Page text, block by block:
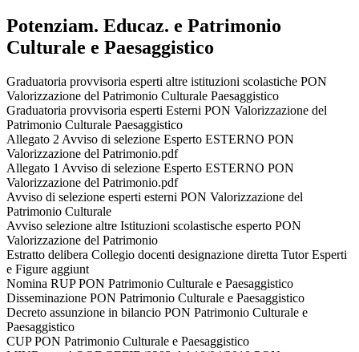
Potenziam. Educaz. e Patrimonio
Culturale e Paesaggistico
Graduatoria provvisoria esperti altre istituzioni scolastiche PON
Valorizzazione del Patrimonio Culturale Paesaggistico
Graduatoria provvisoria esperti Esterni PON Valorizzazione del
Patrimonio Culturale Paesaggistico
Allegato 2 Avviso di selezione Esperto ESTERNO PON
Valorizzazione del Patrimonio.pdf
Allegato 1 Avviso di selezione Esperto ESTERNO PON
Valorizzazione del Patrimonio.pdf
Avviso di selezione esperti esterni PON Valorizzazione del
Patrimonio Culturale
Avviso selezione altre Istituzioni scolastische esperto PON
Valorizzazione del Patrimonio
Estratto delibera Collegio docenti designazione diretta Tutor Esperti
e Figure aggiunt
Nomina RUP PON Patrimonio Culturale e Paesaggistico
Disseminazione PON Patrimonio Culturale e Paesaggistico
Decreto assunzione in bilancio PON Patrimonio Culturale e
Paesaggistico
CUP PON Patrimonio Culturale e Paesaggistico